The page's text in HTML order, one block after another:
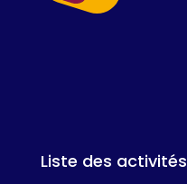
Liste des activités